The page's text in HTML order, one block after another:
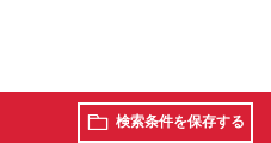
検索条件を保存する